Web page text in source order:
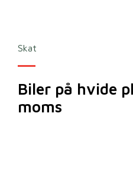
Skat
Biler på hvide
moms